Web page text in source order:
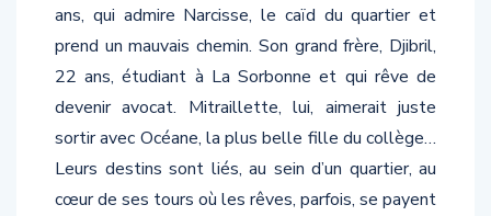
ans, qui admire Narcisse, le caïd du quartier et
prend un mauvais chemin. Son grand frère, Djibril,
22 ans, étudiant à La Sorbonne et qui rêve de
devenir avocat. Mitraillette, lui, aimerait juste
sortir avec Océane, la plus belle fille du collège…
Leurs destins sont liés, au sein d’un quartier, au
cœur de ses tours où les rêves, parfois, se payent